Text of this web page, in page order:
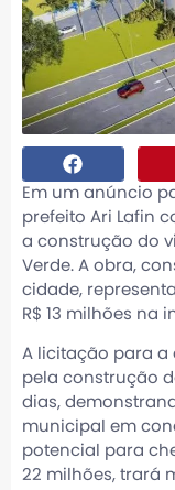
Em um anúncio
prefeito Ari Lafin
a construção do
Verde. A obra,
cidade,
R$ 13 milhões na
A licitação para a
pela construção
dias,
municipal em
potencial para
22 milhões, trará